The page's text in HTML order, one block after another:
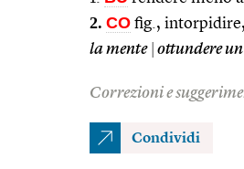
2. CO fig.,
la mente
ottundere
Correzioni e
Condividi